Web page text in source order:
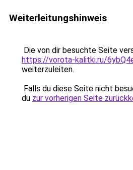
Weiterleitungshinweis
Die von dir besuchte Seite
https://vorota-kalitki.ru/
weiterzuleiten.
Falls du diese Seite nicht
du zur vorherigen Seite